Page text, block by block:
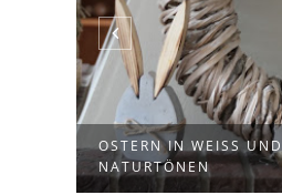
OSTERN IN WEISS UND
NATURTÖNEN